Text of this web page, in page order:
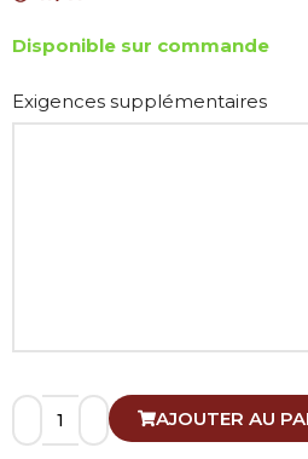
Disponible sur commande
Exigences supplémentaires
AJOUTER AU